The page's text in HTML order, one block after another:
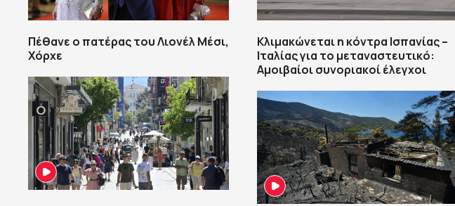
Πέθανε ο πατέρας του Λιονέλ Μέσι,
Χόρχε
Κλιμακώνεται η κόντρα Ισπανίας –
Ιταλίας για το μεταναστευτικό:
Αμοιβαίοι συνοριακοί έλεγχοι